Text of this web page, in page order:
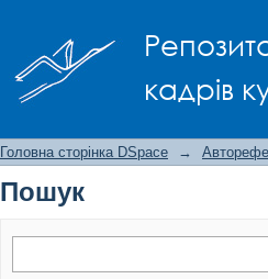
кадрів
Головна сторінка DSpace →
Пошук